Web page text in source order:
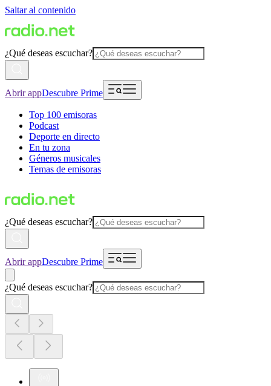
Saltar al contenido
¿Qué deseas escuchar?
Abrir appDescubre Prime
Top 100 emisoras
Podcast
Deporte en directo
En tu zona
Géneros musicales
Temas de emisoras
¿Qué deseas escuchar?
Abrir appDescubre Prime
¿Qué deseas escuchar?